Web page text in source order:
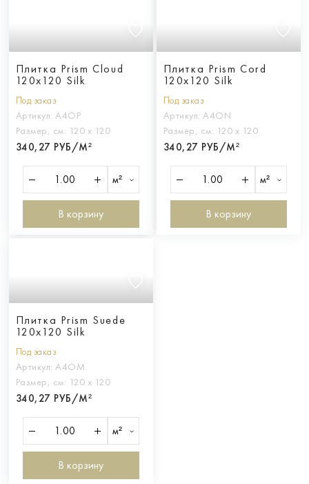
Плитка Prism Cloud
120x120 Silk
Под заказ
Артикул: A4OP
Размер, см: 120 х 120
340,27 РУБ/М²
м²
В корзину
Плитка Prism Cord
120x120 Silk
Под заказ
Артикул: A4ON
Размер, см: 120 х 120
340,27 РУБ/М²
м²
В корзину
Плитка Prism Suede
120x120 Silk
Под заказ
Артикул: A4OM
Размер, см: 120 х 120
340,27 РУБ/М²
м²
В корзину